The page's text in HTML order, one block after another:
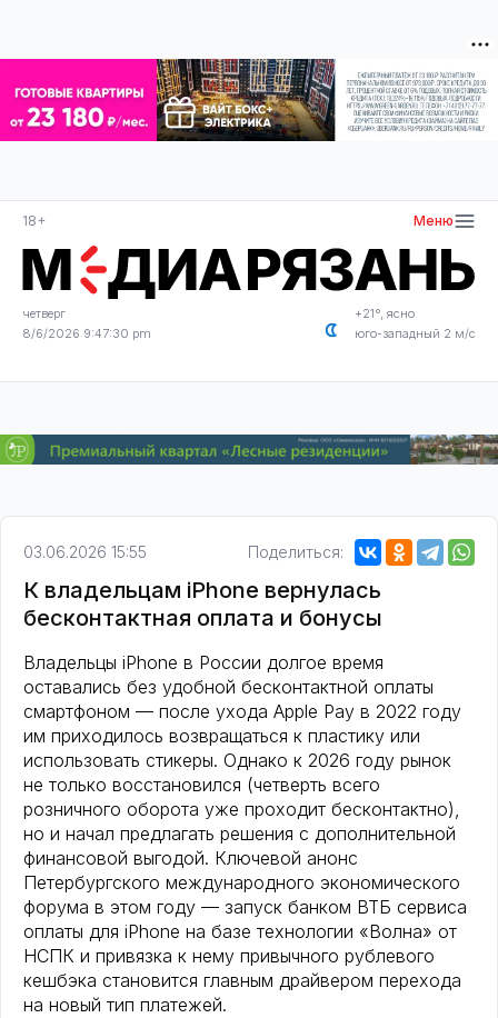
18+ Меню
четверг
8/6/2026 9:47:30 pm
+21°, ясно
юго-западный 2 м/с
03.06.2026 15:55 Поделиться:
К владельцам iPhone вернулась
бесконтактная оплата и бонусы
Владельцы iPhone в России долгое время
оставались без удобной бесконтактной оплаты
смартфоном — после ухода Apple Pay в 2022 году
им приходилось возвращаться к пластику или
использовать стикеры. Однако к 2026 году рынок
не только восстановился (четверть всего
розничного оборота уже проходит бесконтактно),
но и начал предлагать решения с дополнительной
финансовой выгодой. Ключевой анонс
Петербургского международного экономического
форума в этом году — запуск банком ВТБ сервиса
оплаты для iPhone на базе технологии «Волна» от
НСПК и привязка к нему привычного рублевого
кешбэка становится главным драйвером перехода
на новый тип платежей.